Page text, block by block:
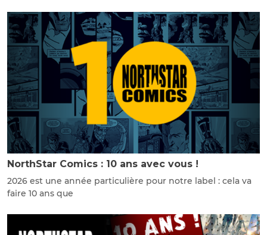
NorthStar Comics : 10 ans avec vous !
2026 est une année particulière pour notre label : cela va
faire 10 ans que